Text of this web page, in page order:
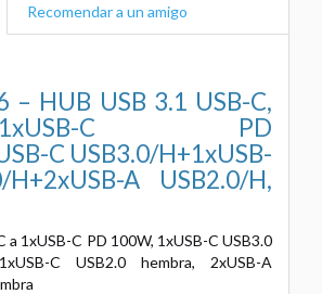
Recomendar a un amigo
– HUB USB 3.1 USB-C,
M-1xUSB-C PD
C USB3.0/H+1xUSB-
A USB2.0/H,
a 1xUSB-C PD 100W, 1xUSB-C USB3.0
C USB2.0 hembra, 2xUSB-A